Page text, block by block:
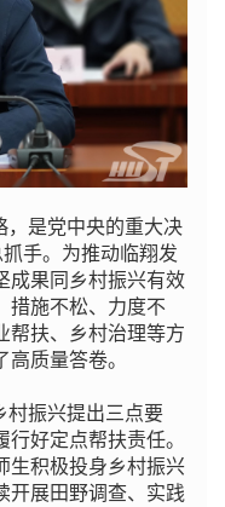
，是党中央的重大决
手。为推动临翔发
成果同乡村振兴有效
措施不松、力度不
帮扶、乡村治理等方
质量答卷。
村振兴提出三点要
好定点帮扶责任。
生积极投身乡村振兴
开展田野调查、实践